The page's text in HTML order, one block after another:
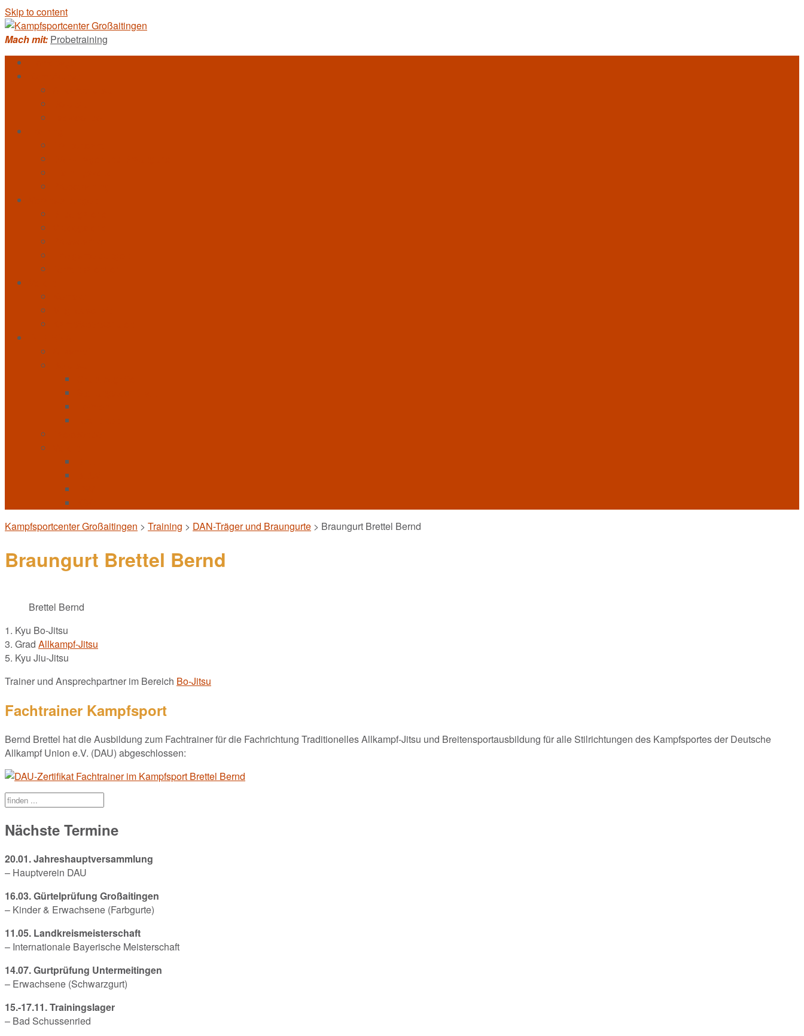
Skip to content
Mach mit: Probetraining
Kampfsportcenter Großaitingen > Training > DAN-Träger und Braungurte > Braungurt Brettel Bernd
Braungurt Brettel Bernd
Brettel Bernd
1. Kyu Bo-Jitsu
3. Grad Allkampf-Jitsu
5. Kyu Jiu-Jitsu
Trainer und Ansprechpartner im Bereich Bo-Jitsu
Fachtrainer Kampfsport
Bernd Brettel hat die Ausbildung zum Fachtrainer für die Fachrichtung Traditionelles Allkampf-Jitsu und Breitensportausbildung für alle Stilrichtungen des Kampfsportes der Deutsche
Allkampf Union e.V. (DAU) abgeschlossen:
Nächste Termine
20.01. Jahreshauptversammlung
– Hauptverein DAU
16.03. Gürtelprüfung Großaitingen
– Kinder & Erwachsene (Farbgurte)
11.05. Landkreismeisterschaft
– Internationale Bayerische Meisterschaft
14.07. Gurtprüfung Untermeitingen
– Erwachsene (Schwarzgurt)
15.-17.11. Trainingslager
– Bad Schussenried